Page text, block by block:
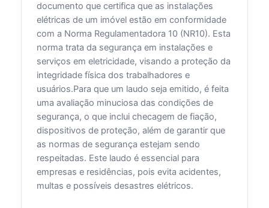
documento que certifica que as instalações
elétricas de um imóvel estão em conformidade
com a Norma Regulamentadora 10 (NR10). Esta
norma trata da segurança em instalações e
serviços em eletricidade, visando a proteção da
integridade física dos trabalhadores e
usuários.Para que um laudo seja emitido, é feita
uma avaliação minuciosa das condições de
segurança, o que inclui checagem de fiação,
dispositivos de proteção, além de garantir que
as normas de segurança estejam sendo
respeitadas. Este laudo é essencial para
empresas e residências, pois evita acidentes,
multas e possíveis desastres elétricos.